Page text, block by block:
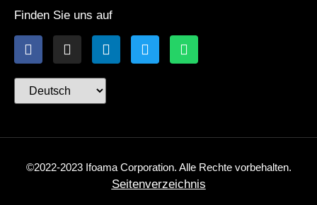
Finden Sie uns auf
©2022-2023 Ifoama Corporation. Alle Rechte vorbehalten.
Seitenverzeichnis